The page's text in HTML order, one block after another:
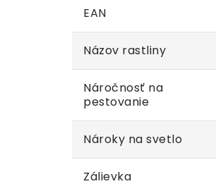
EAN
Názov rastliny
Náročnosť na
pestovanie
Nároky na svetlo
Zálievka